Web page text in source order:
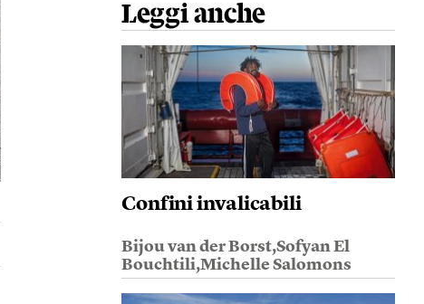
Leggi anche
Confini invalicabili
Bijou van der Borst,Sofyan El
Bouchtili,Michelle Salomons